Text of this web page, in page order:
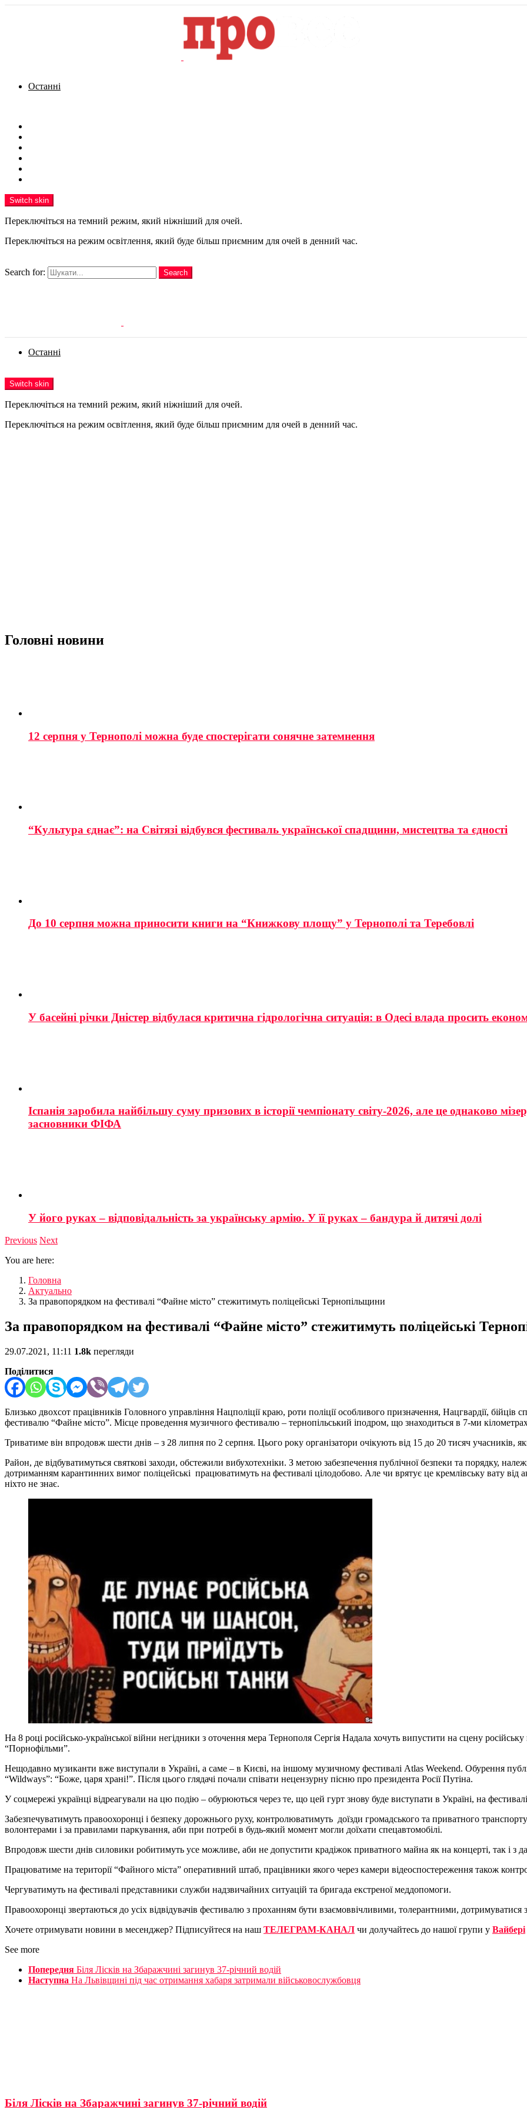
Останні
Switch skin
Переключіться на темний режим, який ніжніший для очей.
Переключіться на режим освітлення, який буде більш приємним для очей в денний час.
Search for:
Search
Останні
Switch skin
Переключіться на темний режим, який ніжніший для очей.
Переключіться на режим освітлення, який буде більш приємним для очей в денний час.
Головні новини
12 серпня у Тернополі можна буде спостерігати сонячне затемнення
“Культура єднає”: на Світязі відбувся фестиваль української спадщини, мистецтва та єдності
До 10 серпня можна приносити книги на “Книжкову площу” у Тернополі та Теребовлі
У басейні річки Дністер відбулася критична гідрологічна ситуація: в Одесі влада просить
Іспанія заробила найбільшу суму призових в історії чемпіонату світу-2026, але це однаково
засновники ФІФА
У його руках – відповідальність за українську армію. У її руках – бандура й дитячі долі
Previous Next
You are here:
Головна
Актуально
За правопорядком на фестивалі “Файне місто” стежитимуть поліцейські Тернопільщини
За правопорядком на фестивалі “Файне місто” стежитимуть поліцейські
29.07.2021, 11:11 1.8k перегляди
Поділитися
Близько двохсот працівників Головного управління Нацполіції краю, роти поліції особливого призначення, Нацгвардії, бійців
фестивалю “Файне місто”. Місце проведення музичного фестивалю – тернопільський іподром, що знаходиться в 7-ми
Триватиме він впродовж шести днів – з 28 липня по 2 серпня. Цього року організатори очікують від 15 до 20 тисяч
Район, де відбуватимуться святкові заходи, обстежили вибухотехніки. З метою забезпечення публічної безпеки та порядку,
дотриманням карантинних вимог поліцейські працюватимуть на фестивалі цілодобово. Але чи врятує це кремлівську вату
ніхто не знає.
На 8 році російсько-української війни негідники з оточення мера Тернополя Сергія Надала хочуть випустити на сцену
“Порнофільми”.
Нещодавно музиканти вже виступали в Україні, а саме – в Києві, на іншому музичному фестивалі Atlas Weekend. Обурення
“Wildways”: “Боже, царя храні!”. Після цього глядачі почали співати нецензурну пісню про президента Росії Путіна.
У соцмережі українці відреагували на цю подію – обурюються через те, що цей гурт знову буде виступати в Україні, на
Забезпечуватимуть правоохоронці і безпеку дорожнього руху, контролюватимуть доїзди громадського та приватного
волонтерами і за правилами паркування, аби при потребі в будь-який момент могли доїхати спецавтомобілі.
Впродовж шести днів силовики робитимуть усе можливе, аби не допустити крадіжок приватного майна як на концерті, так і з
Працюватиме на території “Файного міста” оперативний штаб, працівники якого через камери відеоспостереження також
Чергуватимуть на фестивалі представники служби надзвичайних ситуацій та бригада екстреної меддопомоги.
Правоохоронці звертаються до усіх відвідувачів фестивалю з проханням бути взаємоввічливими, толерантними, дотримуватися
Хочете отримувати новини в месенджер? Підписуйтеся на наш ТЕЛЕГРАМ-КАНАЛ чи долучайтесь до нашої групи у Вайбері
See more
Попередня Біля Лісків на Збаражчині загинув 37-річний водій
Наступна На Львівщині під час отримання хабаря затримали військовослужбовця
Біля Лісків на Збаражчині загинув 37-річний водій